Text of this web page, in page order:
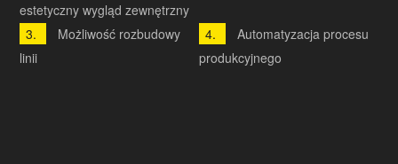
estetyczny wygląd zewnętrzny
Możliwość rozbudowy
linii
Automatyzacja procesu
produkcyjnego